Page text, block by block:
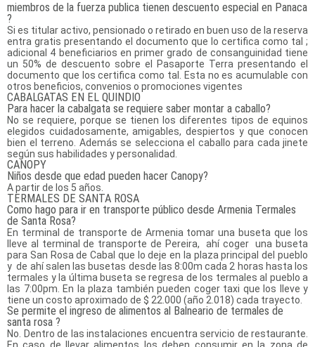
miembros de la fuerza publica tienen descuento especial en Panaca
?
Si es titular activo, pensionado o retirado en buen uso de la reserva
entra gratis presentando el documento que lo certifica como tal ;
adicional 4 beneficiarios en primer grado de consanguinidad tiene
un 50% de descuento sobre el Pasaporte Terra presentando el
documento que los certifica como tal. Esta no es acumulable con
otros beneficios, convenios o promociones vigentes
CABALGATAS EN EL QUINDIO
Para hacer la cabalgata se requiere saber montar a caballo?
No se requiere, porque se tienen los diferentes tipos de equinos
elegidos cuidadosamente, amigables, despiertos y que conocen
bien el terreno. Además se selecciona el caballo para cada jinete
según sus habilidades y personalidad.
CANOPY
Niños desde que edad pueden hacer Canopy?
A partir de los 5 años.
TERMALES DE SANTA ROSA
Como hago para ir en transporte público desde Armenia Termales
de Santa Rosa?
En terminal de transporte de Armenia tomar una buseta que los
lleve al terminal de transporte de Pereira, ahí coger una buseta
para San Rosa de Cabal que lo deje en la plaza principal del pueblo
y de ahí salen las busetas desde las 8:00m cada 2 horas hasta los
termales y la última buseta se regresa de los termales al pueblo a
las 7:00pm. En la plaza también pueden coger taxi que los lleve y
tiene un costo aproximado de $ 22.000 (año 2.018) cada trayecto.
Se permite el ingreso de alimentos al Balneario de termales de
santa rosa ?
No. Dentro de las instalaciones encuentra servicio de restaurante.